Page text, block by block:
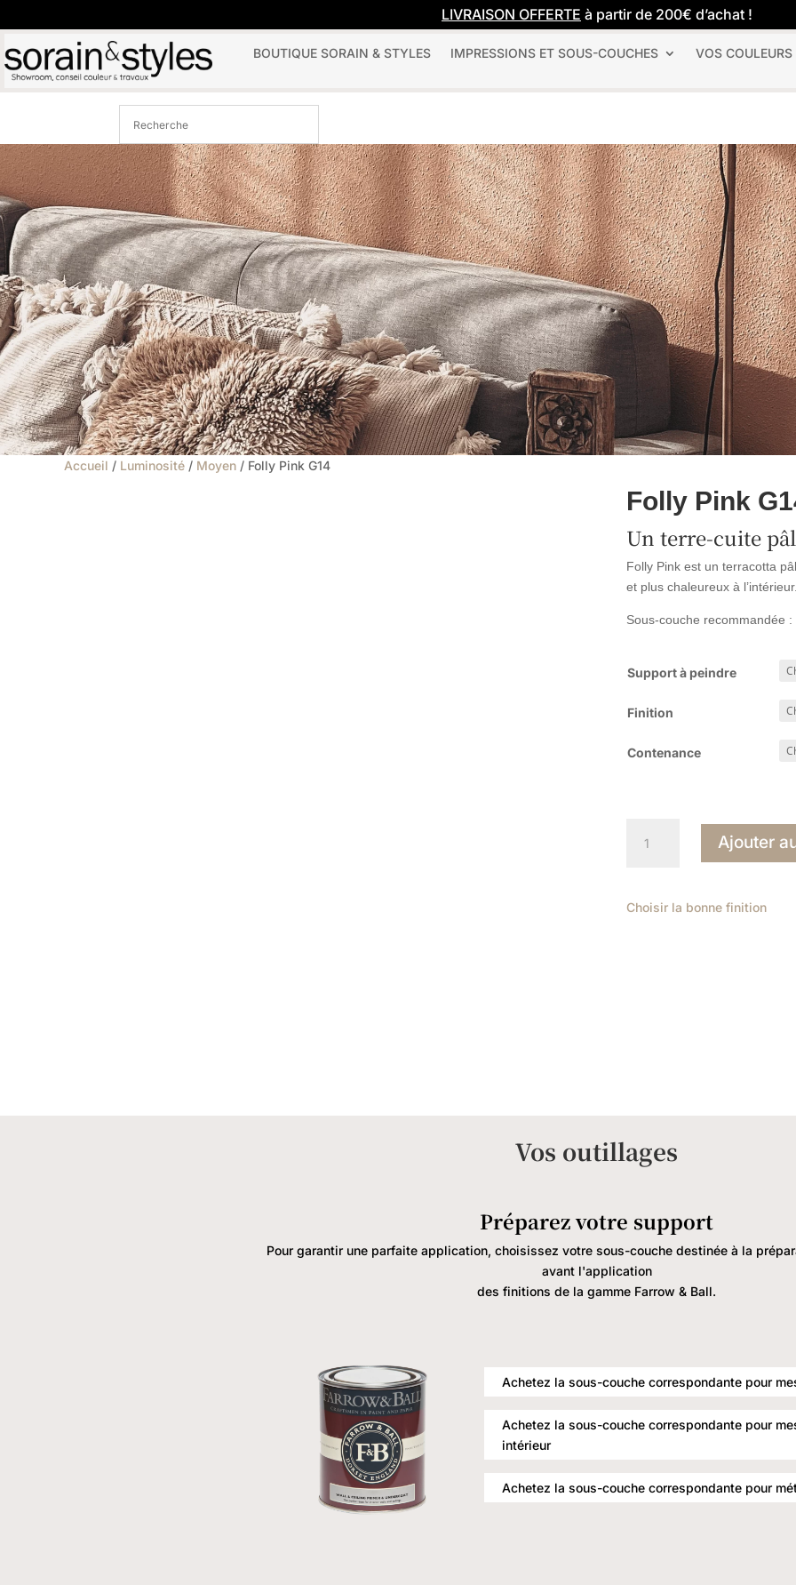
LIVRAISON OFFERTE à partir de 200€ d’achat !
BOUTIQUE SORAIN & STYLES IMPRESSIONS ET SOUS-COUCHES VOS COULEURS
Accueil / Luminosité / Moyen / Folly Pink G14
Folly Pink
Un terre-cuite
Folly Pink est un terracotta
et plus chaleureux à l’intérieur.
Sous-couche recommandée :
Support à peindre
Finition
Contenance
G14
Ajouter
Choisir la bonne finition
Vos outillages
Préparez votre support
Pour garantir une parfaite application, choisissez votre sous-couche destinée à la
avant l'application
des finitions de la gamme Farrow & Ball.
Achetez la sous-couche correspondante pour
Achetez la sous-couche correspondante pour
intérieur
Achetez la sous-couche correspondante pour